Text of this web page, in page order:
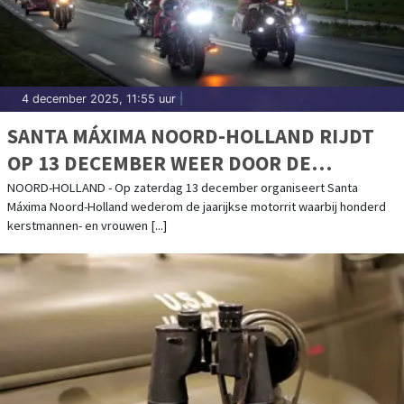
4 december 2025, 11:55 uur
SANTA MÁXIMA NOORD-HOLLAND RIJDT
OP 13 DECEMBER WEER DOOR DE
PROVINCIE
NOORD-HOLLAND - Op zaterdag 13 december organiseert Santa
Máxima Noord-Holland wederom de jaarijkse motorrit waarbij honderd
kerstmannen- en vrouwen [...]